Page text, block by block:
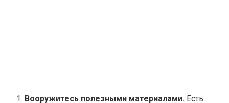
Вооружитесь полезными материалами. Есть